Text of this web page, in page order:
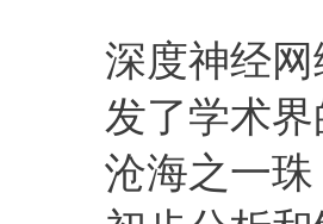
深度神经
发了学术
沧海之一珠